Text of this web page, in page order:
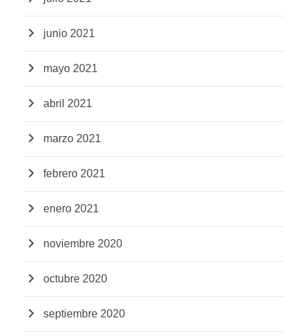
junio 2021
mayo 2021
abril 2021
marzo 2021
febrero 2021
enero 2021
noviembre 2020
octubre 2020
septiembre 2020